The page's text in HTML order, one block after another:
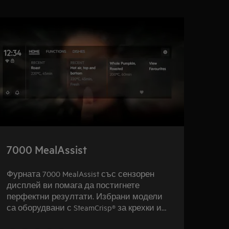
7000 MealAssist
Фурната 7000 MealAssist със сензорен
дисплей ви помага да постигнете
перфектни резултати. Избрани модели
са оборудвани с SteamCrisp® за крехки и